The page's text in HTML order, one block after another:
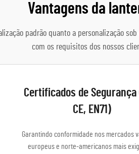
Vantagens da
padrão quanto a personalização
com os requisitos dos nossos
Certificados de Segurança
CE, EN71)
Garantindo conformidade nos mercados
europeus e norte-americanos mais